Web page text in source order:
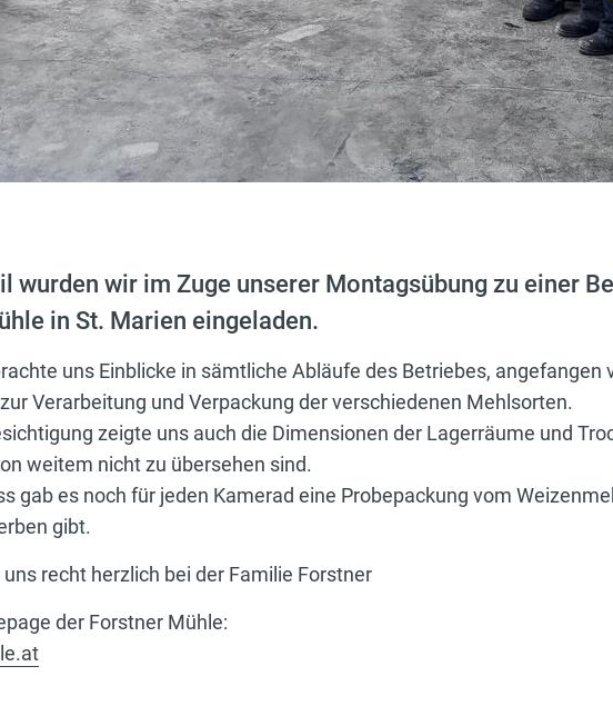
wurden wir im Zuge unserer Montagsübung zu einer
in St. Marien eingeladen.
uns Einblicke in sämtliche Abläufe des Betriebes, angefangen
Verarbeitung und Verpackung der verschiedenen Mehlsorten.
zeigte uns auch die Dimensionen der Lagerräume und
weitem nicht zu übersehen sind.
gab es noch für jeden Kamerad eine Probepackung vom
gibt.
recht herzlich bei der Familie Forstner
der Forstner Mühle: